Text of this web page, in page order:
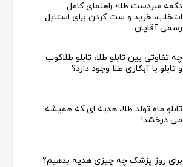
دکمه سردست طلا؛ راهنمای کامل
انتخاب، خرید و ست کردن برای استایل
رسمی آقایان
چه تفاوتی بین تابلو طلا، تابلو طلاکوب
و تابلو با آبکاری طلا وجود دارد؟
تابلو ماه تولد طلا، هدیه ای که همیشه
می درخشد!
برای روز پزشک چه چیزی هدیه بدهیم؟